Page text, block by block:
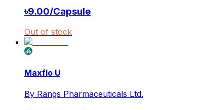
৳9.00/Capsule
Out of stock
Maxflo U
By Rangs Pharmaceuticals Ltd.